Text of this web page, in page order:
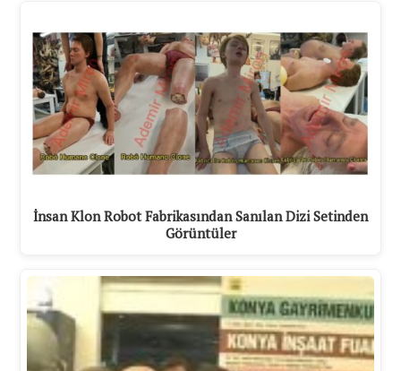
İnsan Klon Robot Fabrikasından Sanılan Dizi Setinden
Görüntüler